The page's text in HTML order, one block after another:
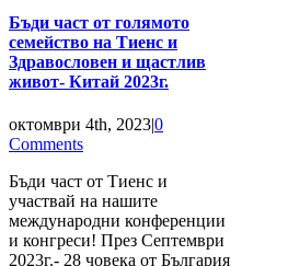
Бъди част от голямото
семейство на Тиенс и
Здравословен и щастлив
живот- Китай 2023г.
октомври 4th, 2023|0
Comments
Бъди част от Тиенс и
участвай на нашите
международни конференции
и конгреси! През Септември
2023г.- 28 човека от България